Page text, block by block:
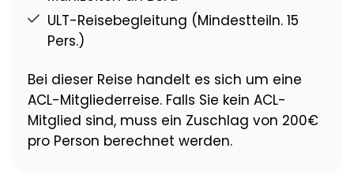
ULT-Reisebegleitung (Mindestteiln. 15
Pers.)
Bei dieser Reise handelt es sich um eine
ACL-Mitgliederreise. Falls Sie kein ACL-
Mitglied sind, muss ein Zuschlag von 200€
pro Person berechnet werden.